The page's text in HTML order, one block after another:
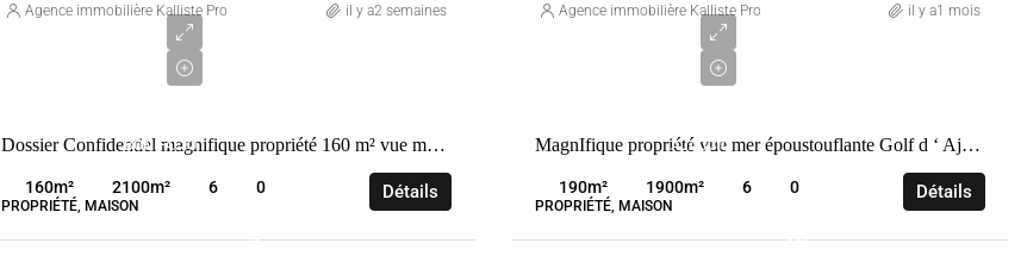
Agence immobilière Kalliste Properties il y a2 semaines Agence immobilière Kalliste Properties il y a1 mois
BONIFACIO
Dossier Confidentiel magnifique propriété 160 m² vue mer proche golf de spérone bonifacio 20169
160m² 2100m² 6 0
PROPRIÉTÉ, MAISON
Détails
AJACCIO
MagnIfique propriété vue mer époustouflante Golf d ‘ Ajaccio
190m² 1900m² 6 0
PROPRIÉTÉ, MAISON
Détails
1
10